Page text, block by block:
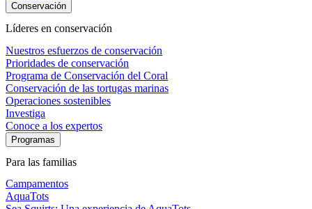
Conservación
Líderes en conservación
Nuestros esfuerzos de conservación
Prioridades de conservación
Programa de Conservación del Coral
Conservación de las tortugas marinas
Operaciones sostenibles
Investiga
Conoce a los expertos
Programas
Para las familias
Campamentos
AquaTots